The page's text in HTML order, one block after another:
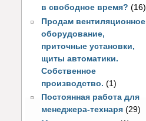
в свободное время? (16)
Продам вентиляционное
оборудование,
приточные установки,
щиты автоматики.
Собственное
производство. (1)
Постоянная работа для
менеджера-технаря (29)